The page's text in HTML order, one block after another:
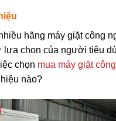
hãng máy giặt công
lựa chọn của người tiêu
chọn mua máy giặt
nào?